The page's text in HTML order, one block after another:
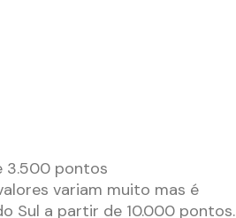
3.500 pontos
variam muito mas é
Sul a partir de 10.000 pontos.